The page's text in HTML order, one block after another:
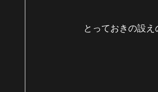
とっておきの設